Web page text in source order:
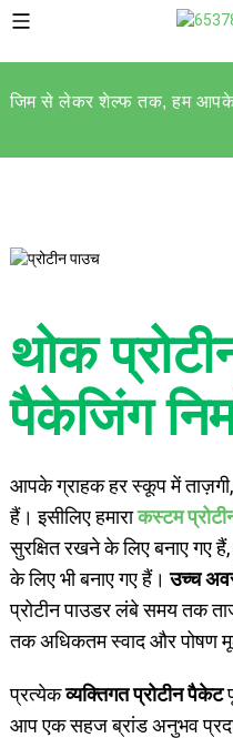
जिम से लेकर शेल्फ तक, हम आपके
थोक
पैकेजिंग
आपके ग्राहक हर स्कूप में ताज़गी,
हैं। इसीलिए हमाराकस्टम
सुरक्षित रखने के लिए बनाए गए हैं,
के लिए भी बनाए गए हैं।उच्च
प्रोटीन पाउडर लंबे समय तक
तक अधिकतम स्वाद और पोषण
प्रत्येकव्यक्तिगत प्रोटीन पैकेट
आप एक सहज ब्रांड अनुभव